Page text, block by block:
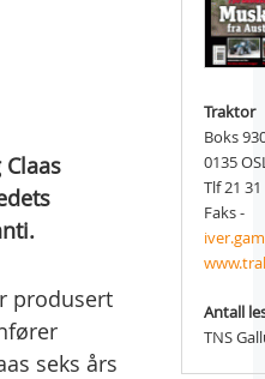
produsert
seks års
Traktor
Boks
0135
Tlf 21
Faks -
Antall
TNS